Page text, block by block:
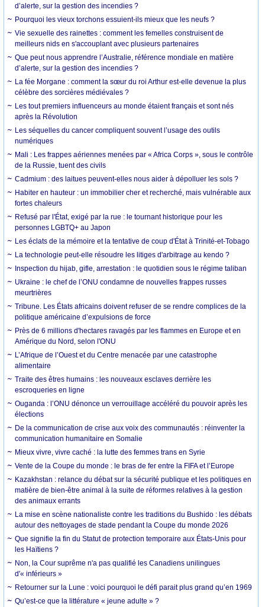
d’alerte, sur la gestion des incendies ?
Pourquoi les vieux torchons essuient-ils mieux que les neufs ?
Vie sexuelle des rainettes : comment les femelles construisent de
meilleurs nids en s'accouplant avec plusieurs partenaires
Que peut nous apprendre l’Australie, référence mondiale en matière
d’alerte, sur la gestion des incendies ?
La fée Morgane : comment la sœur du roi Arthur est-elle devenue la plus
célèbre des sorcières médiévales ?
Les tout premiers influenceurs au monde étaient français et sont nés
après la Révolution
Les séquelles du cancer compliquent souvent l’usage des outils
numériques
Mali : Les frappes aériennes menées par « Africa Corps », sous le contrôle
de la Russie, tuent des civils
Cadmium : des laitues peuvent-elles nous aider à dépolluer les sols ?
Habiter en hauteur : un immobilier cher et recherché, mais vulnérable aux
fortes chaleurs
Refusé par l'État, exigé par la rue : le tournant historique pour les
personnes LGBTQ+ au Japon
Les éclats de la mémoire et la tentative de coup d'État à Trinité-et-Tobago
La technologie peut-elle résoudre les litiges d'arbitrage au kendo ?
Inspection du hijab, gifle, arrestation : le quotidien sous le régime taliban
Ukraine : le chef de l’ONU condamne de nouvelles frappes russes
meurtrières
Tribune. Les États africains doivent refuser de se rendre complices de la
politique américaine d’expulsions de force
Près de 6 millions d'hectares ravagés par les flammes en Europe et en
Amérique du Nord, selon l'ONU
L’Afrique de l’Ouest et du Centre menacée par une catastrophe
alimentaire
Traite des êtres humains : les nouveaux esclaves derrière les
escroqueries en ligne
Ouganda : l’ONU dénonce un verrouillage accéléré du pouvoir après les
élections
De la communication de crise aux voix des communautés : réinventer la
communication humanitaire en Somalie
Mieux vivre, vivre caché : la lutte des femmes trans en Syrie
Vente de la Coupe du monde : le bras de fer entre la FIFA et l’Europe
Kazakhstan : relance du débat sur la sécurité publique et les politiques en
matière de bien-être animal à la suite de réformes relatives à la gestion
des animaux errants
La mise en scène nationaliste contre les traditions du Bushido : les débats
autour des nettoyages de stade pendant la Coupe du monde 2026
Que signifie la fin du Statut de protection temporaire aux États-Unis pour
les Haïtiens ?
Non, la Cour suprême n'a pas qualifié les Canadiens unilingues
d'« inférieurs »
Retourner sur la Lune : voici pourquoi le défi parait plus grand qu’en 1969
Qu’est-ce que la littérature « jeune adulte » ?